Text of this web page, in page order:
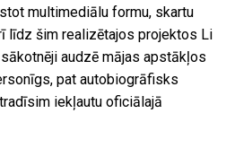
multimediālu formu, skartu
līdz šim realizētajos projektos Li
audzē mājas apstākļos
pat autobiogrāfisks
iekļautu oficiālajā